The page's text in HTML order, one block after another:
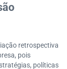
retrospectiva
pois
políticas